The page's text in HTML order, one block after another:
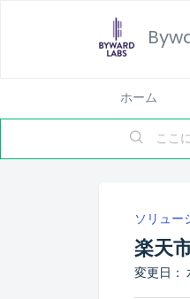
ホーム
ソリュー
楽天
変更日：